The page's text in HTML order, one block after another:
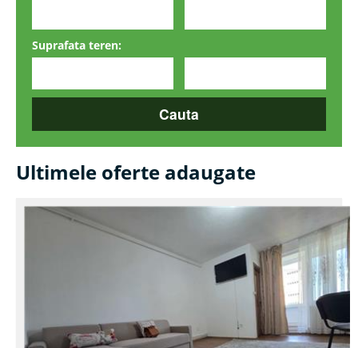
Suprafata teren:
Ultimele oferte adaugate